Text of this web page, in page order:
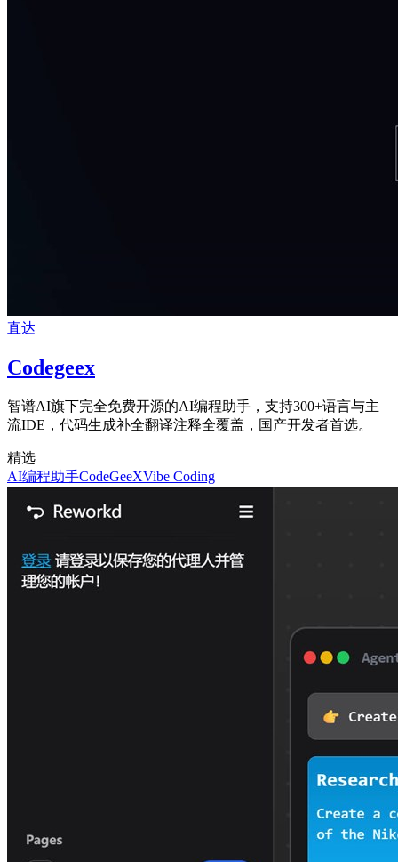
直达
Codegeex
智谱AI旗下完全免费开源的AI编程助手，支持300+语言与主
流IDE，代码生成补全翻译注释全覆盖，国产开发者首选。
精选
AI编程助手CodeGeeXVibe Coding